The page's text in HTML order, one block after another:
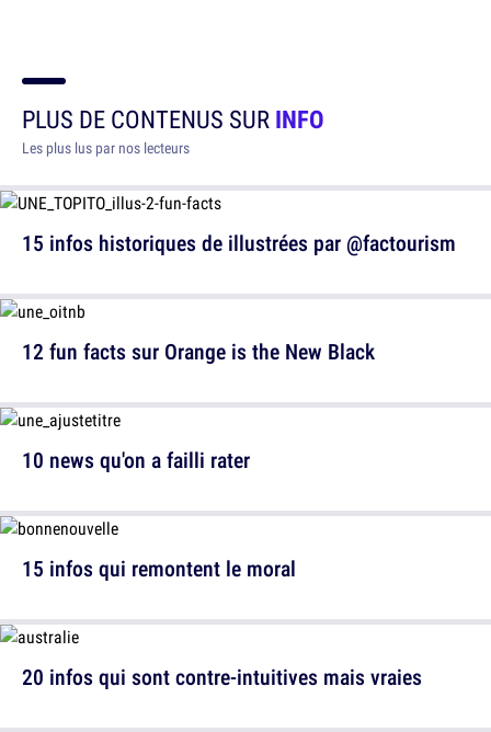
PLUS DE CONTENUS SURINFO
Les plus lus par nos lecteurs
15 infos historiques de illustrées par @factourism
10 news qu'on a failli rater
20 infos qui sont contre-intuitives mais vraies
12 fun facts sur Orange is the New Black
15 infos qui remontent le moral